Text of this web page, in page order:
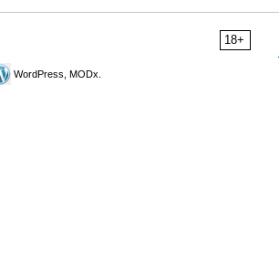
18+
WordPress, MODx.